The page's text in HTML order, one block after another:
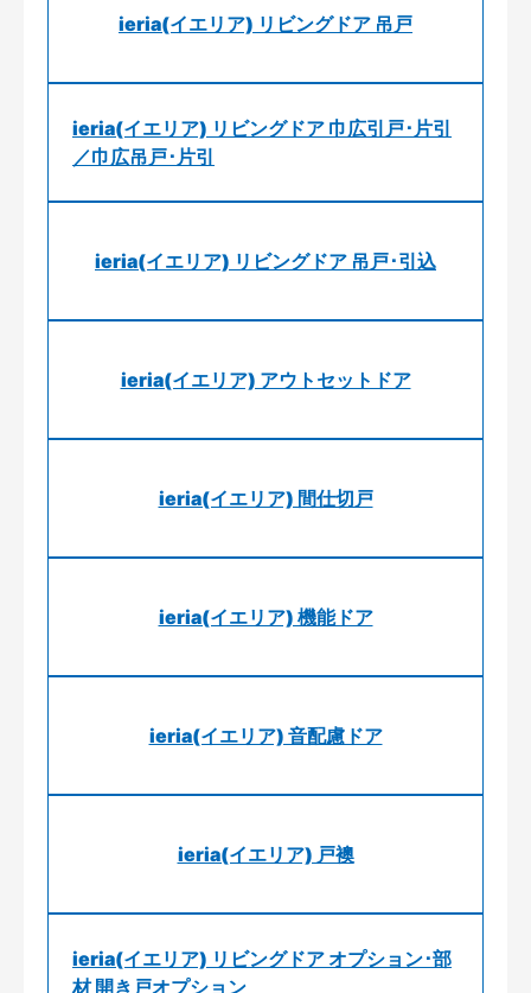
ieria(イエリア) リビングドア 吊戸
ieria(イエリア) リビングドア 巾広引戸･片引
／巾広吊戸･片引
ieria(イエリア) リビングドア 吊戸･引込
ieria(イエリア) アウトセットドア
ieria(イエリア) 間仕切戸
ieria(イエリア) 機能ドア
ieria(イエリア) 音配慮ドア
ieria(イエリア) 戸襖
ieria(イエリア) リビングドア オプション･部
材 開き戸オプション